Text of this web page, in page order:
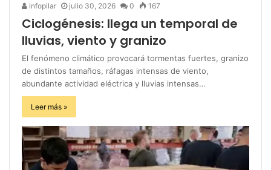
infopilar julio 30, 2026 0 167
Ciclogénesis: llega un temporal de
lluvias, viento y granizo
El fenómeno climático provocará tormentas fuertes, granizo
de distintos tamaños, ráfagas intensas de viento,
abundante actividad eléctrica y lluvias intensas…
Leer más »